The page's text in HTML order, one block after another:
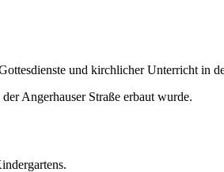
und kirchlicher Unterricht in
Angerhauser Straße erbaut wurde.